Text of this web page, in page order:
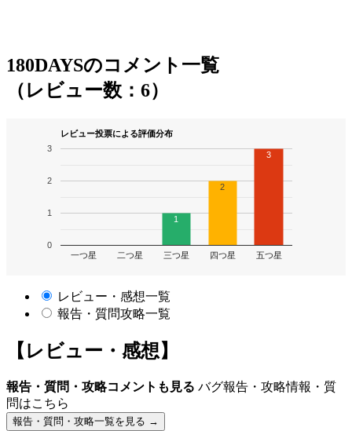
180DAYSのコメント一覧
（レビュー数：6）
レビュー投票による評価分布
一つ星 二つ星 三つ星 四つ星 五つ星
0
1
2
3
1
2
3
レビュー・感想一覧
報告・質問攻略一覧
【レビュー・感想】
報告・質問・攻略コメントも見る バグ報告・攻略情報・質
問はこちら
報告・質問・攻略一覧を見る →